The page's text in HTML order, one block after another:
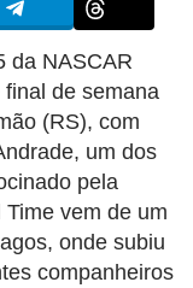
da NASCAR
de semana
(RS), com
um dos
pela
vem de um
onde subiu
companheiros